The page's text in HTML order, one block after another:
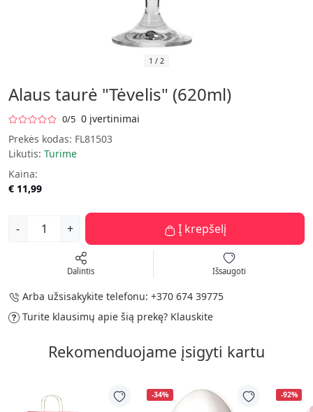
1 / 2
Alaus taurė "Tėvelis" (620ml)
0/5 0 įvertinimai
Prekės kodas: FL81503
Likutis: Turime
Kaina:
€ 11,99
- + Į krepšelį
Dalintis Išsaugoti
Arba užsisakykite telefonu: +370 674 39775
Turite klausimų apie šią prekę? Klauskite
Rekomenduojame įsigyti kartu
-34% -92%